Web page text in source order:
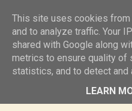
MENU
This site uses cookies
and to analyze traffic. Your
shared with Google along
metrics to ensure quality of
statistics, and to detect and
LEARN